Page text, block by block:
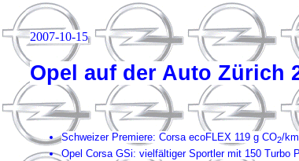
2007-10-15
Opel auf der Auto Zürich
Schweizer Premiere: Corsa ecoFLEX 119 g CO2/km
Opel Corsa GSi: vielfältiger Sportler mit 150 Turbo